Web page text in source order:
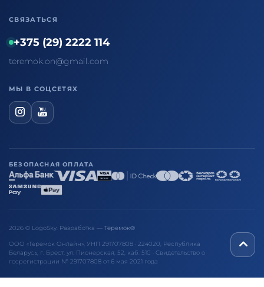
СВЯЗАТЬСЯ
+375 (29) 2222 114
teremok.on@gmail.com
МЫ В СОЦСЕТЯХ
БЕЗОПАСНАЯ ОПЛАТА
2026 © LogoSky. Разработка — Теремок®
ООО «Теремок Онлайн», УНП 291707808 · 224020, Республика
Беларусь, г. Брест, ул. Пионерская, 52, каб. 510 · Свидетельство о
госрегистрации № 291707808 от 6 мая 2021 года